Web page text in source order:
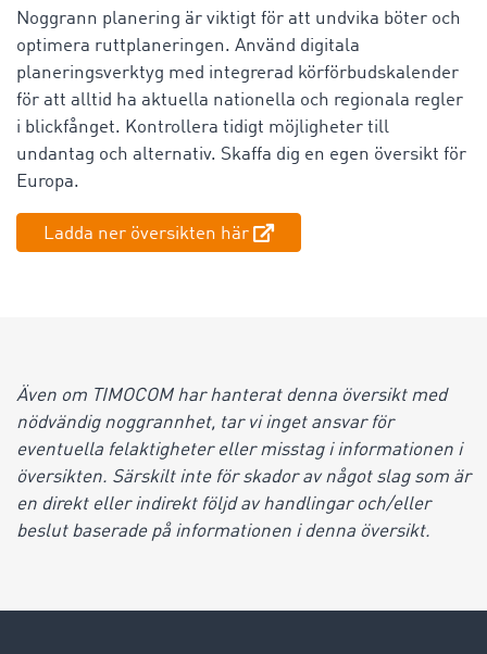
Noggrann planering är viktigt för att undvika böter och
optimera ruttplaneringen. Använd digitala
planeringsverktyg med integrerad körförbudskalender
för att alltid ha aktuella nationella och regionala regler
i blickfånget. Kontrollera tidigt möjligheter till
undantag och alternativ. Skaffa dig en egen översikt för
Europa.
Ladda ner översikten här
Även om TIMOCOM har hanterat denna översikt med
nödvändig noggrannhet, tar vi inget ansvar för
eventuella felaktigheter eller misstag i informationen i
översikten. Särskilt inte för skador av något slag som är
en direkt eller indirekt följd av handlingar och/eller
beslut baserade på informationen i denna översikt.